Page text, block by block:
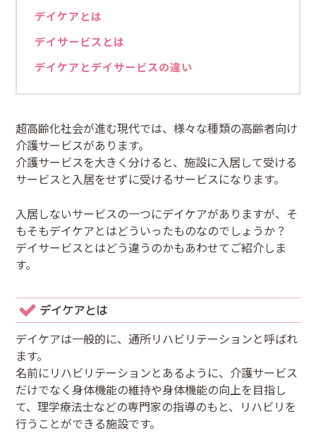
デイケアとは
デイサービスとは
デイケアとデイサービスの違い
超高齢化社会が進む現代では、様々な種類の高齢者向け
介護サービスがあります。
介護サービスを大きく分けると、施設に入居して受ける
サービスと入居をせずに受けるサービスになります。
入居しないサービスの一つにデイケアがありますが、そ
もそもデイケアとはどういったものなのでしょうか？
デイサービスとはどう違うのかもあわせてご紹介しま
す。
デイケアとは
デイケアは一般的に、通所リハビリテーションと呼ばれ
ます。
名前にリハビリテーションとあるように、介護サービス
だけでなく身体機能の維持や身体機能の向上を目指し
て、理学療法士などの専門家の指導のもと、リハビリを
行うことができる施設です。